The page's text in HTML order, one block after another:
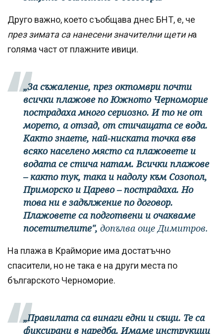
Друго важно, което съобщава днес БНТ, е, че
през зимата са нанесени значителни щети на
голяма част от плажните ивици.
„За съжаление, през октомври почти
всички плажове по Южното Черноморие
пострадаха много сериозно. И то не от
морето, а отзад, от стичащата се вода.
Както знаете, най-ниската точка във
всяко населено място са плажовете и
водата се стича натам. Всички плажове
– както тук, така и надолу към Созопол,
Приморско и Царево – пострадаха. Но
това ни е задължение по договор.
Плажовете са подготвени и очакваме
посетителите", допълва още Димитров.
На плажа в Крайморие има достатъчно
спасители, но не така е на други места по
българското Черноморие.
„Правилата са винаги едни и същи. Те са
фиксирани в наредба. Имаме инструкции